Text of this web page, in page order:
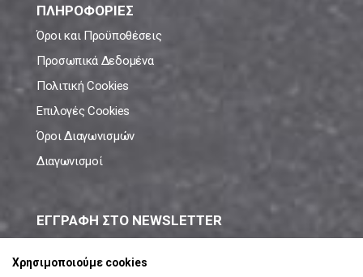
ΠΛΗΡΟΦΟΡΙΕΣ
Όροι και Προϋποθέσεις
Προσωπικά Δεδομένα
Πολιτική Cookies
Επιλογές Cookies
Όροι Διαγωνισμών
Διαγωνισμοί
ΕΓΓΡΑΦΗ ΣΤΟ NEWSLETTER
Χρησιμοποιούμε cookies